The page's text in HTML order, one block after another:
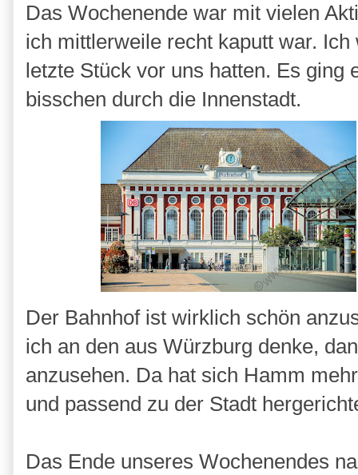
Das Wochenende war mit vielen
ich mittlerweile recht kaputt war.
letzte Stück vor uns hatten. Es ging
bisschen durch die Innenstadt.
Der Bahnhof ist wirklich schön
ich an den aus Würzburg denke,
anzusehen. Da hat sich Hamm
und passend zu der Stadt
Das Ende unseres Wochenendes